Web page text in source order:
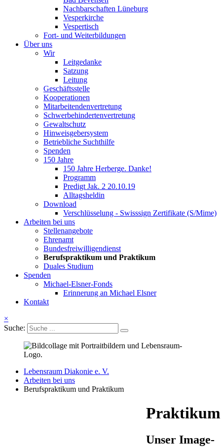
Nachbarschaften Lüneburg
Vesperkirche
Vespertisch
Fort- und Weiterbildungen
Über uns
Wir
Leitgedanke
Satzung
Leitung
Geschäftsstelle
Kooperationen
Mitarbeitendenvertretung
Schwerbehindertenvertretung
Gewaltschutz
Hinweisgebersystem
Betriebliche Suchthilfe
Spenden
150 Jahre
150 Jahre Herberge. Danke!
Programm
Predigt Jak. 2 20.10.19
Alltagsheldin
Download
Verschlüsselung - Swisssign Zertifikate (S/Mime)
Arbeiten bei uns
Stellenangebote
Ehrenamt
Bundesfreiwilligendienst
Berufspraktikum und Praktikum
Duales Studium
Spenden
Michael-Elsner-Fonds
Erinnerung an Michael Elsner
Kontakt
×
Suche:
Lebensraum Diakonie e. V.
Arbeiten bei uns
Berufspraktikum und Praktikum
Praktikum
Unser Image-